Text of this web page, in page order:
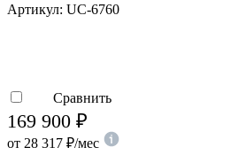
Артикул: UC-6760
Сравнить
169 900 ₽
от 28 317 ₽/мес